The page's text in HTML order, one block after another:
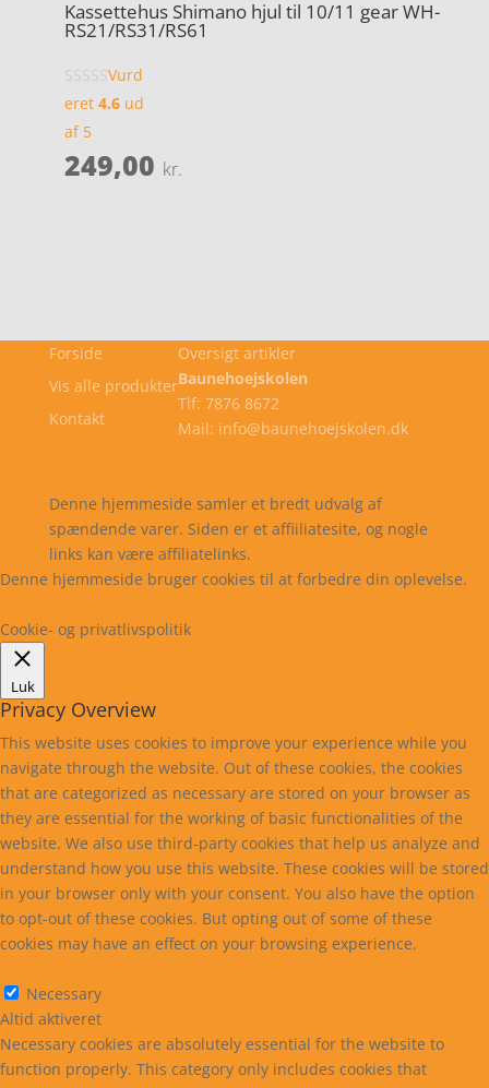
Kassettehus Shimano hjul til 10/11 gear WH-
RS21/RS31/RS61
Vurd
eret 4.6ud
af 5
249,00 kr.
Forside
Vis alle produkter
Kontakt
Oversigt artikler
Baunehoejskolen
Tlf: 7876 8672
Mail: info@baunehoejskolen.dk
Denne hjemmeside samler et bredt udvalg af
spændende varer. Siden er et affiiliatesite, og nogle
links kan være affiliatelinks.
Denne hjemmeside bruger cookies til at forbedre din oplevelse.
Cookie- og privatlivspolitik
Luk
Privacy Overview
This website uses cookies to improve your experience while you
navigate through the website. Out of these cookies, the cookies
that are categorized as necessary are stored on your browser as
they are essential for the working of basic functionalities of the
website. We also use third-party cookies that help us analyze and
understand how you use this website. These cookies will be stored
in your browser only with your consent. You also have the option
to opt-out of these cookies. But opting out of some of these
cookies may have an effect on your browsing experience.
Necessary
Altid aktiveret
Necessary cookies are absolutely essential for the website to
function properly. This category only includes cookies that